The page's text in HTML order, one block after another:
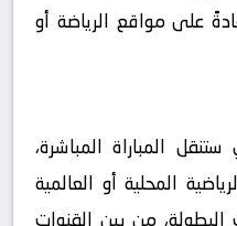
على مواقع الرياضة أو
المباراة المباشرة،
المحلية أو العالمية
من بين القنوات